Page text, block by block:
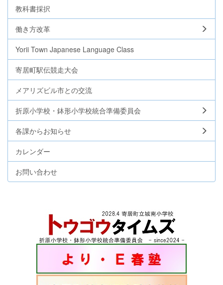
教科書採択
働き方改革
Yorii Town Japanese Language Class
寄居町駅伝競走大会
メアリズビル市との交流
折原小学校・鉢形小学校統合準備委員会
各課からお知らせ
カレンダー
お問い合わせ